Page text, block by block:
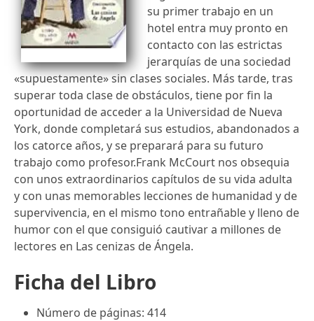
su primer trabajo en un
hotel entra muy pronto en
contacto con las estrictas
jerarquías de una sociedad
«supuestamente» sin clases sociales. Más tarde, tras
superar toda clase de obstáculos, tiene por fin la
oportunidad de acceder a la Universidad de Nueva
York, donde completará sus estudios, abandonados a
los catorce años, y se preparará para su futuro
trabajo como profesor.Frank McCourt nos obsequia
con unos extraordinarios capítulos de su vida adulta
y con unas memorables lecciones de humanidad y de
supervivencia, en el mismo tono entrañable y lleno de
humor con el que consiguió cautivar a millones de
lectores en Las cenizas de Ángela.
Ficha del Libro
Número de páginas: 414